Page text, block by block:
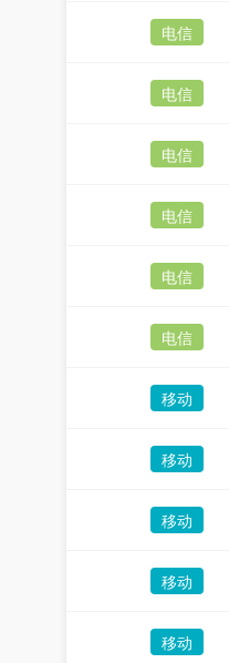
电信
电信
电信
电信
电信
电信
移动
移动
移动
移动
移动